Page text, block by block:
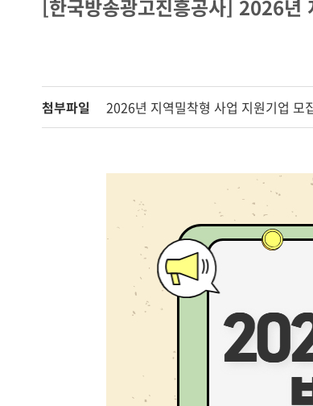
[한국방송광고진흥공사] 2026년
첨부파일 2026년 지역밀착형 사업 지원기업 모